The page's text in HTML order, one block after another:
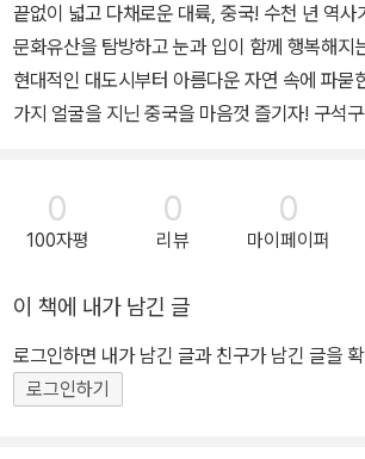
끝없이 넓고 다채로운 대륙, 중국! 수천 년 역사가 살아 숨 쉬는 세계
문화유산을 탐방하고 눈과 입이 함께 행복해지
현대적인 대도시부터 아름다운 자연 속에 파묻힌
가지 얼굴을 지닌 중국을 마음껏 즐기자! 구석
편 등 상세한 여행 정보 * 중국 전문가가 소개하는 추천 코스와 베스
트 볼거리?먹거리 * 한눈에 들어오는 지역별 상세 지도와 현지 사진
의 1, 아시아 대륙의 4분의 1을 차지한 중국에는
년 설산, 열대 우림 등 다양한 자연이 펼쳐진다.
에는 13억이 넘는 중국인이 살고 있다. 전 세계
한 중국인은 56개 민족으로 구성돼 있다. 다민
0
100자평
0
리뷰
0
마이페이퍼
이 책에 내가 남긴 글
로그인하면 내가 남긴 글과 친구가 남긴 글을
로그인하기